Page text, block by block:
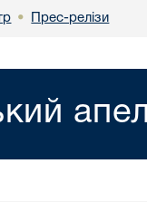
• Прес-релізи